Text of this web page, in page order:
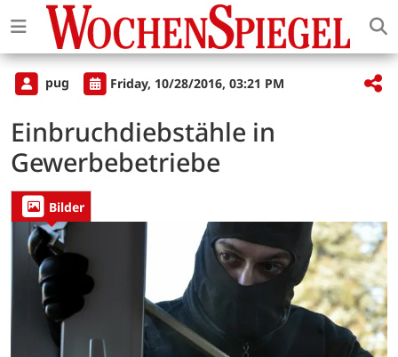
pug Friday, 10/28/2016, 03:21 PM
Einbruchdiebstähle in
Gewerbebetriebe
Bilder